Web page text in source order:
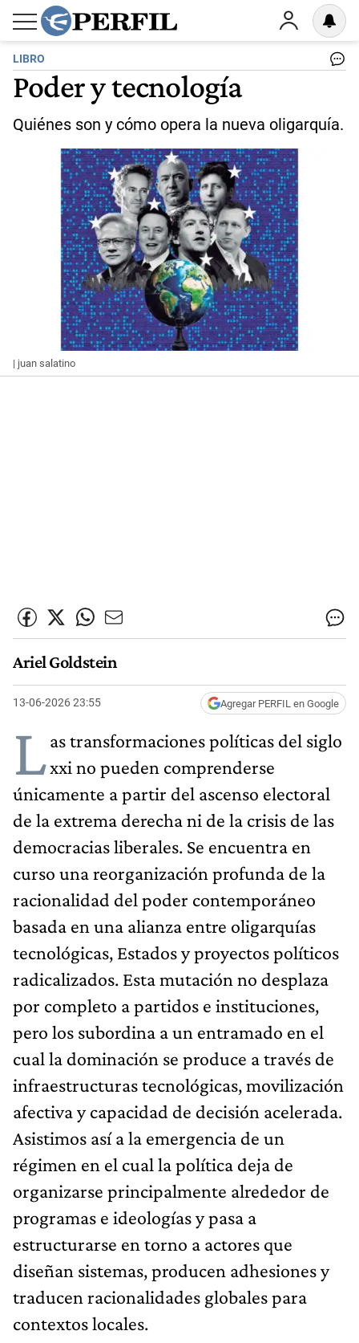
LIBRO
Poder y tecnología
Quiénes son y cómo opera la nueva oligarquía.
| juan salatino
Ariel Goldstein
13-06-2026 23:55 Agregar PERFIL en Google
Las transformaciones políticas del siglo
xxi no pueden comprenderse
únicamente a partir del ascenso electoral
de la extrema derecha ni de la crisis de las
democracias liberales. Se encuentra en
curso una reorganización profunda de la
racionalidad del poder contemporáneo
basada en una alianza entre oligarquías
tecnológicas, Estados y proyectos políticos
radicalizados. Esta mutación no desplaza
por completo a partidos e instituciones,
pero los subordina a un entramado en el
cual la dominación se produce a través de
infraestructuras tecnológicas, movilización
afectiva y capacidad de decisión acelerada.
Asistimos así a la emergencia de un
régimen en el cual la política deja de
organizarse principalmente alrededor de
programas e ideologías y pasa a
estructurarse en torno a actores que
diseñan sistemas, producen adhesiones y
traducen racionalidades globales para
contextos locales.